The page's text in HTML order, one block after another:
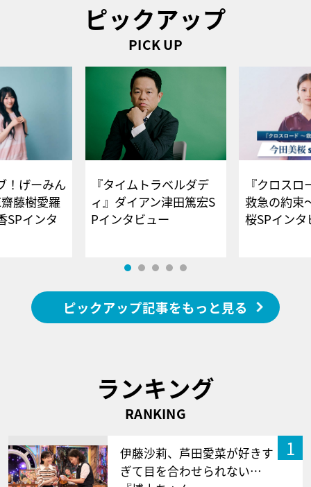
ピックアップ
PICK UP
！げーみん
藤樹愛羅
SPインタ
『タイムトラベルダデ
ィ』ダイアン津田篤宏S
Pインタビュー
『クロス
救急の約束
桜SPイ
ピックアップ記事をもっと見る
ランキング
RANKING
1
伊藤沙莉、芦田愛菜が好きす
ぎて目を合わせられない…